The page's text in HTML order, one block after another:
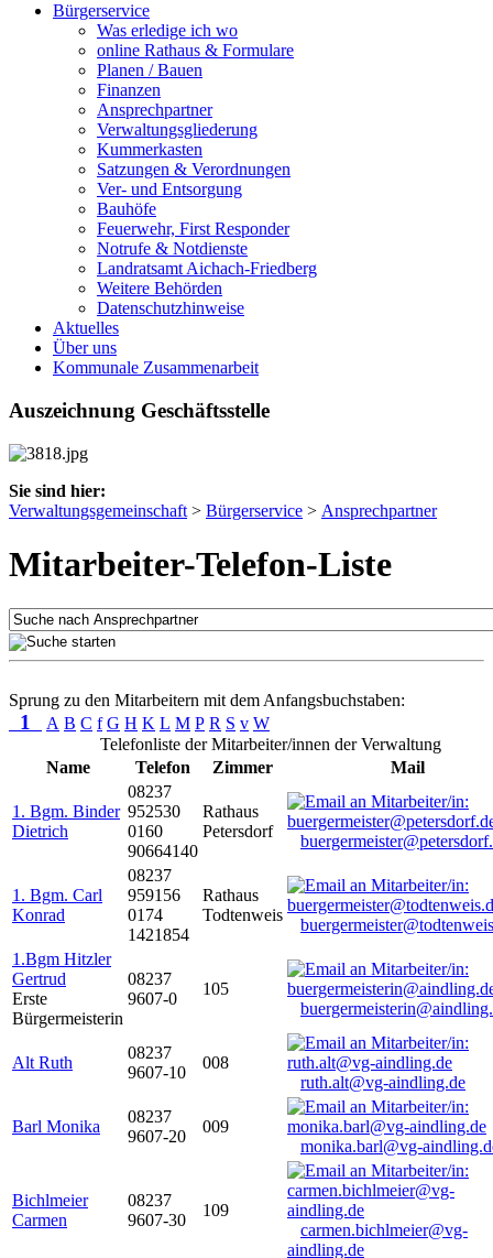
Bürgerservice
Was erledige ich wo
online Rathaus & Formulare
Planen / Bauen
Finanzen
Ansprechpartner
Verwaltungsgliederung
Kummerkasten
Satzungen & Verordnungen
Ver- und Entsorgung
Bauhöfe
Feuerwehr, First Responder
Notrufe & Notdienste
Landratsamt Aichach-Friedberg
Weitere Behörden
Datenschutzhinweise
Aktuelles
Über uns
Kommunale Zusammenarbeit
Auszeichnung Geschäftsstelle
Sie sind hier:
Verwaltungsgemeinschaft > Bürgerservice > Ansprechpartner
Mitarbeiter-Telefon-Liste
Sprung zu den Mitarbeitern mit dem Anfangsbuchstaben:
1 A B C f G H K L M P R S v W
Telefonliste der Mitarbeiter/innen der Verwaltung
Name
Telefon Zimmer Mail
1. Bgm. Binder
Dietrich
08237
952530
0160
90664140
Rathaus
Petersdorf
1. Bgm. Carl
Konrad
08237
959156
0174
1421854
Rathaus
Todtenweis
1.Bgm Hitzler
Gertrud
Erste
Bürgermeisterin
08237
9607-0
105
Alt Ruth
08237
9607-10
008
ruth.alt@vg-aindling.de
Barl Monika
08237
9607-20
009
monika.barl@vg-
Bichlmeier
Carmen
08237
9607-30
109
carmen.bichlmeier@vg-
aindling.de